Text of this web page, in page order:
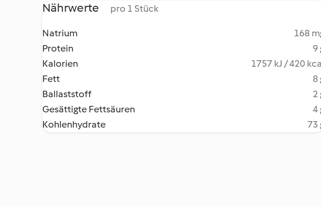
Nährwerte pro 1 Stück
Natrium
168
Protein
9
Kalorien
1757 kJ / 420
Fett
8
Ballaststoff
2
Gesättigte Fettsäuren
4
Kohlenhydrate
73